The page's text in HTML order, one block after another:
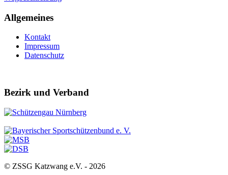
Allgemeines
Kontakt
Impressum
Datenschutz
Bezirk und Verband
© ZSSG Katzwang e.V. - 2026